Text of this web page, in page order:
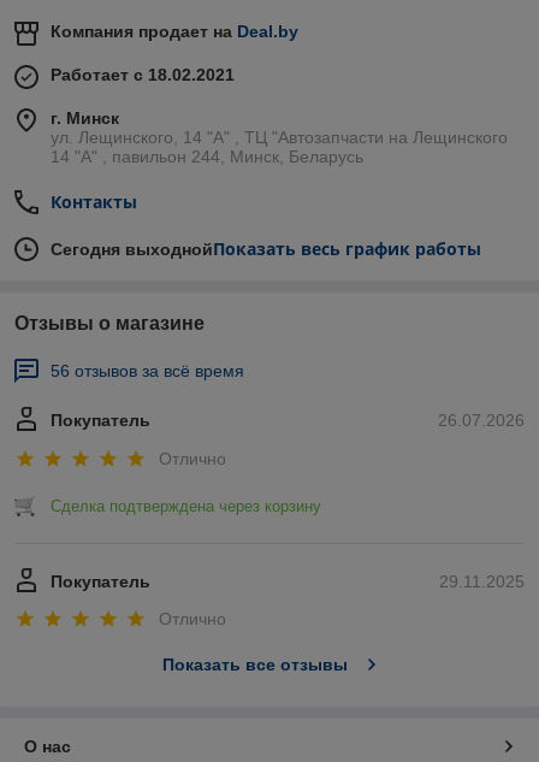
Компания продает на Deal.by
Работает с 18.02.2021
г. Минск
ул. Лещинского, 14 "А" , ТЦ "Автозапчасти на Лещинcкого
14 "A" , павильон 244, Минск, Беларусь
Контакты
Сегодня выходнойПоказать весь график работы
Отзывы о магазине
56 отзывов за всё время
26.07.2026
Покупатель
Отлично
Сделка подтверждена через корзину
29.11.2025
Покупатель
Отлично
Показать все отзывы
О нас